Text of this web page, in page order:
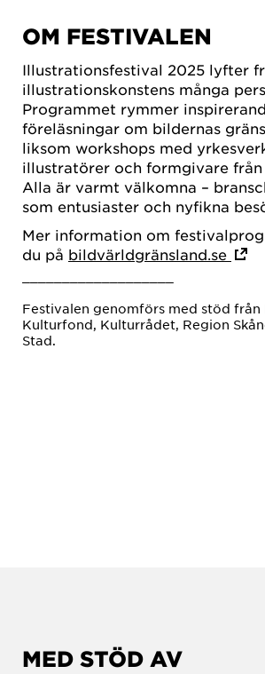
OM FESTIVALEN
Illustrationsfestival 2025 lyfter
illustrationskonstens många
Programmet rymmer
föreläsningar om bildernas
liksom workshops med
illustratörer och formgivare från
Alla är varmt välkomna –
som entusiaster och nyfikna
Mer information om
du på bildvärldgränsland.se
Festivalen genomförs med stöd från
Kulturfond, Kulturrådet, Region
Stad.
MED STÖD AV